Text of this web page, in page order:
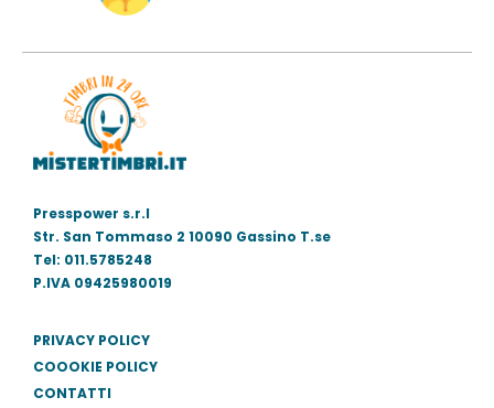
Presspower s.r.l
Str. San Tommaso 2 10090 Gassino T.se
Tel: 011.5785248
P.IVA 09425980019
PRIVACY POLICY
COOOKIE POLICY
CONTATTI